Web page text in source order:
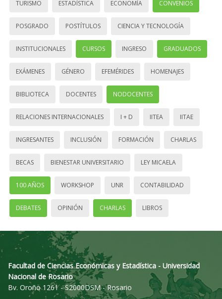
TURISMO ESTADÍSTICA ECONOMÍA CONVENIOS
POSGRADO POSTÍTULOS CIENCIA Y TECNOLOGÍA
INSTITUCIONALES CURSOS INGRESO GRADUADOS
EXÁMENES GÉNERO EFEMÉRIDES HOMENAJES
BIBLIOTECA DOCENTES NODOCENTES
RELACIONES INTERNACIONALES I + D IITEA IITAE
INGRESANTES INCLUSIÓN FORMACIÓN CHARLAS
BECAS BIENESTAR UNIVERSITARIO LEY MICAELA
100 AÑOS WORKSHOP UNR CONTABILIDAD
DEBATES OPINIÓN CHARLAS LIBROS
Facultad de Ciencias Económicas y Estadística - Universidad
Nacional de Rosario
Bv. Oroño 1261 - S2000DSM - Rosario